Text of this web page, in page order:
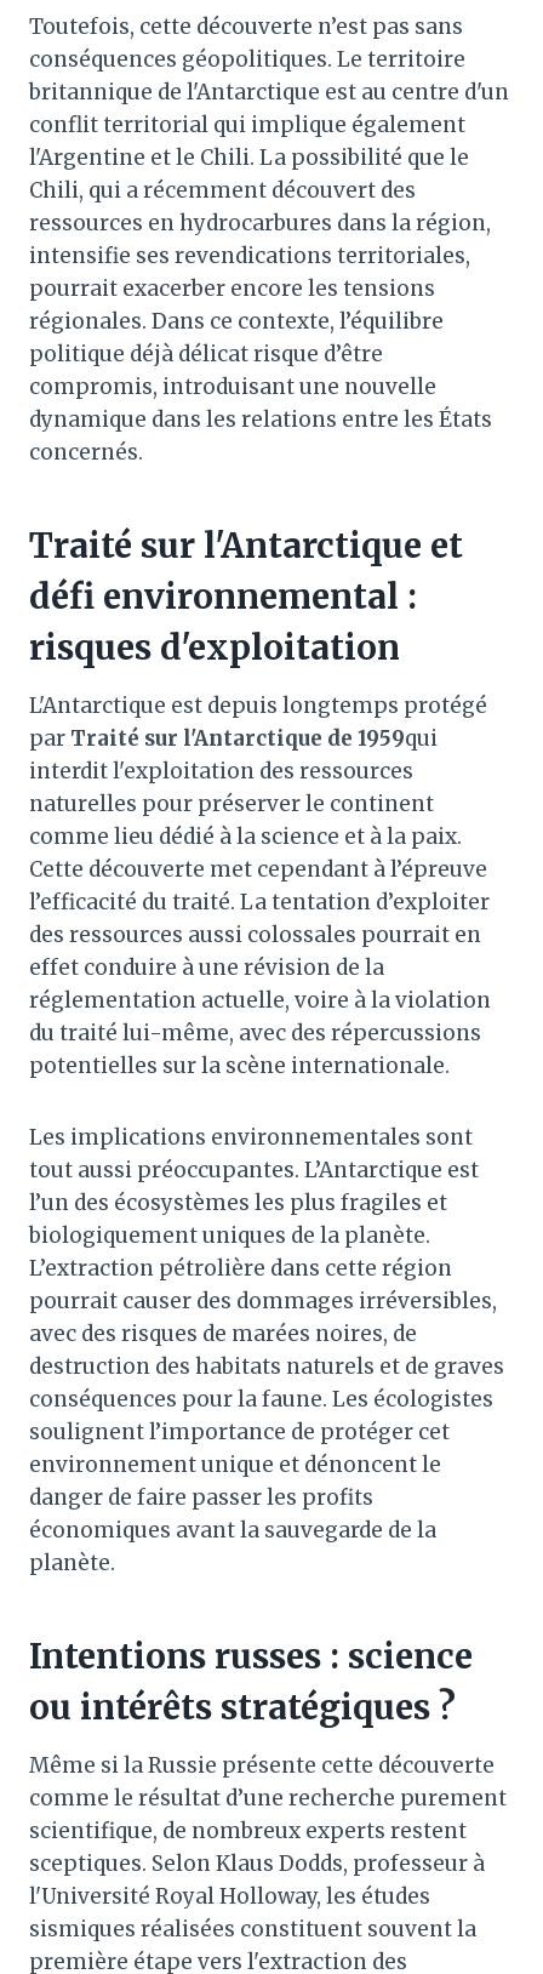
Toutefois, cette découverte n’est pas sans
conséquences géopolitiques. Le territoire
britannique de l'Antarctique est au centre d'un
conflit territorial qui implique également
l'Argentine et le Chili. La possibilité que le
Chili, qui a récemment découvert des
ressources en hydrocarbures dans la région,
intensifie ses revendications territoriales,
pourrait exacerber encore les tensions
régionales. Dans ce contexte, l’équilibre
politique déjà délicat risque d’être
compromis, introduisant une nouvelle
dynamique dans les relations entre les États
concernés.
Traité sur l'Antarctique et
défi environnemental :
risques d'exploitation
L'Antarctique est depuis longtemps protégé
par Traité sur l'Antarctique de 1959qui
interdit l'exploitation des ressources
naturelles pour préserver le continent
comme lieu dédié à la science et à la paix.
Cette découverte met cependant à l’épreuve
l’efficacité du traité. La tentation d’exploiter
des ressources aussi colossales pourrait en
effet conduire à une révision de la
réglementation actuelle, voire à la violation
du traité lui-même, avec des répercussions
potentielles sur la scène internationale.
Les implications environnementales sont
tout aussi préoccupantes. L’Antarctique est
l’un des écosystèmes les plus fragiles et
biologiquement uniques de la planète.
L’extraction pétrolière dans cette région
pourrait causer des dommages irréversibles,
avec des risques de marées noires, de
destruction des habitats naturels et de graves
conséquences pour la faune. Les écologistes
soulignent l’importance de protéger cet
environnement unique et dénoncent le
danger de faire passer les profits
économiques avant la sauvegarde de la
planète.
Intentions russes : science
ou intérêts stratégiques ?
Même si la Russie présente cette découverte
comme le résultat d’une recherche purement
scientifique, de nombreux experts restent
sceptiques. Selon Klaus Dodds, professeur à
l'Université Royal Holloway, les études
sismiques réalisées constituent souvent la
première étape vers l'extraction des